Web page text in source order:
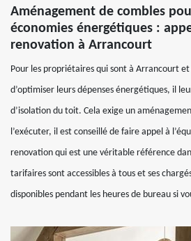
Aménagement de combles
économies énergétiques :
renovation à Arrancourt
Pour les propriétaires qui sont à Arrancourt
d’optimiser leurs dépenses énergétiques, il
d’isolation du toit. Cela exige un
l’exécuter, il est conseillé de faire appel à
renovation qui est une véritable référence
tarifaires sont accessibles à tous et ses
disponibles pendant les heures de bureau si